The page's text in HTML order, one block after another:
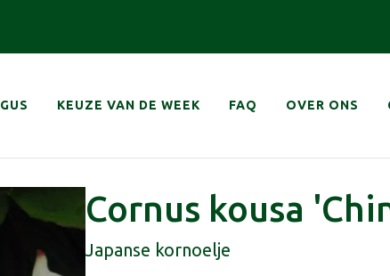
KEUZE VAN DE WEEK FAQ OVER ONS
Cornus kousa
Japanse kornoelje